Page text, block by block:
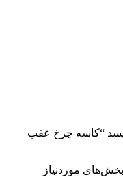
“کاسه چرخ عقب
بخش‌های موردنیاز